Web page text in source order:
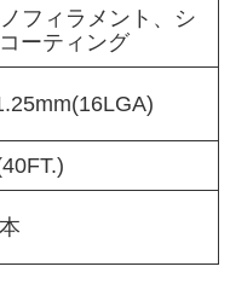
フィラメント、シ
ーティング